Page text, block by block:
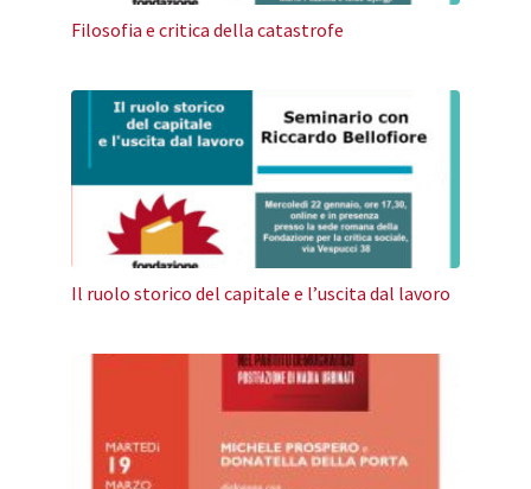
Filosofia e critica della catastrofe
Il ruolo storico del capitale e l’uscita dal lavoro